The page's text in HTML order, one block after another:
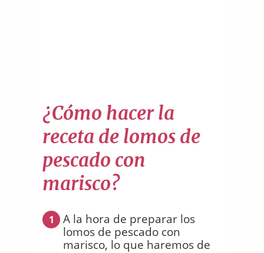
¿Cómo hacer la
receta de lomos de
pescado con
marisco?
1
A la hora de preparar los
lomos de pescado con
marisco, lo que haremos de